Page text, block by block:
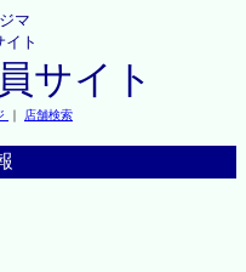
マ
イト
サイト
｜ 店舗検索